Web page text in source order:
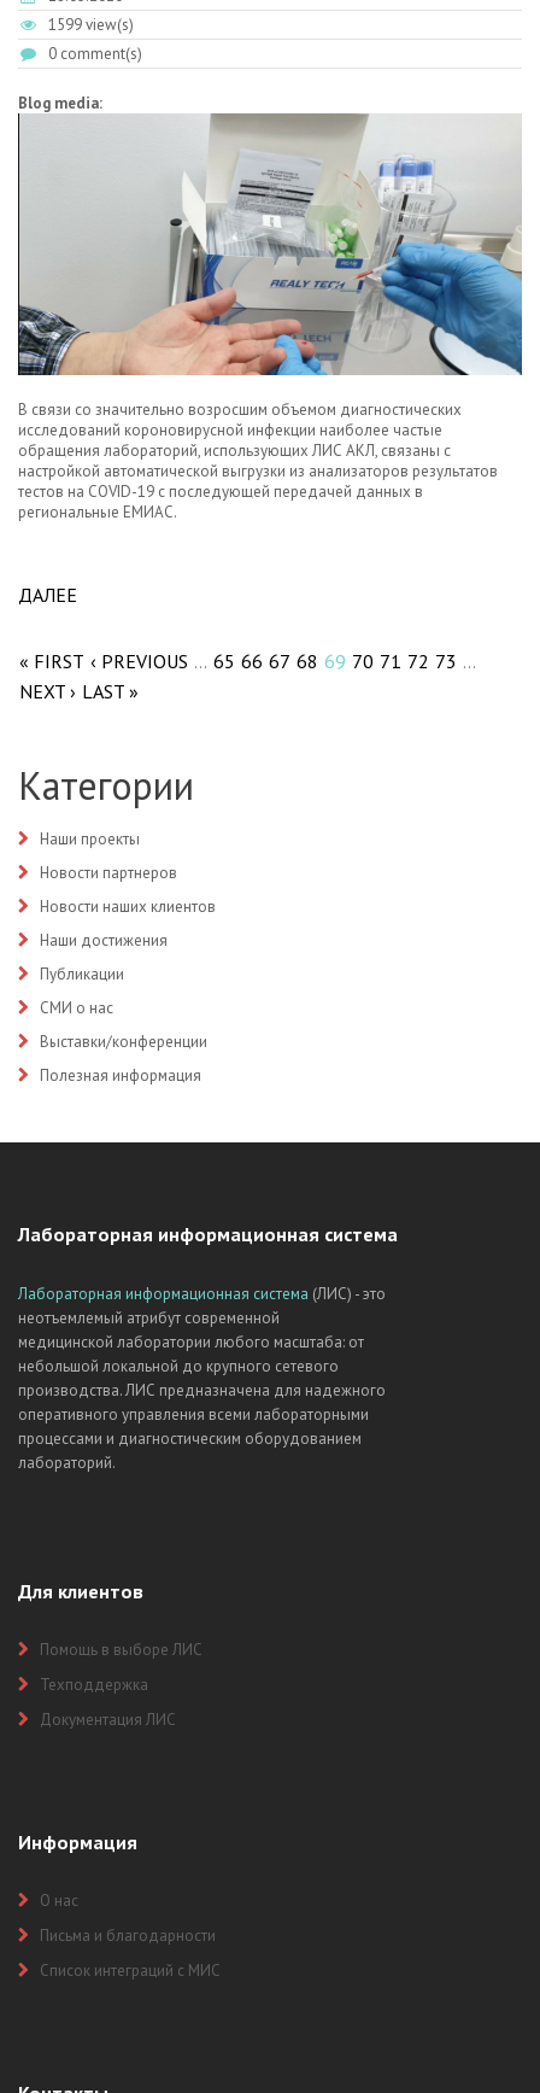
1599 view(s)
0 comment(s)
Blog media:
В связи со значительно возросшим объемом диагностических
исследований короновирусной инфекции наиболее частые
обращения лабораторий, использующих ЛИС АКЛ, связаны с
настройкой автоматической выгрузки из анализаторов результатов
тестов на COVID-19 с последующей передачей данных в
региональные ЕМИАС.
ДАЛЕЕ
СПЕЦИАЛИСТОВ ТЕХНИЧЕСКОЙ ПОДДЕРЖКИ
ЛИС АКЛ.
« FIRST ‹ PREVIOUS … 65 66 67 68 69 70 71 72 73 …
NEXT › LAST »
Категории
Наши проекты
Новости партнеров
Новости наших клиентов
Наши достижения
Публикации
СМИ о нас
Выставки/конференции
Полезная информация
Лабораторная информационная система
Лабораторная информационная система (ЛИС) - это
неотъемлемый атрибут современной
медицинской лаборатории любого масштаба: от
небольшой локальной до крупного сетевого
производства. ЛИС предназначена для надежного
оперативного управления всеми лабораторными
процессами и диагностическим оборудованием
лабораторий.
Для клиентов
Помощь в выборе ЛИС
Техподдержка
Документация ЛИС
Информация
О нас
Письма и благодарности
Список интеграций с МИС